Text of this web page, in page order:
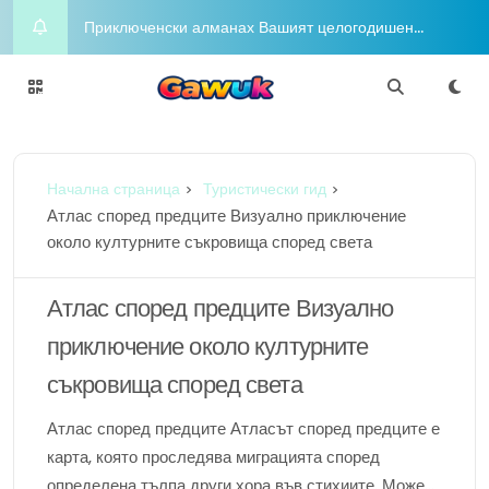
Приключенски алманах Вашият целогодишен
пътеводител за радостта и приключенията
Night on the Town Горещи концепции за облекло
гордост
Йога Блаженство Издигнете духа си с медитация
Шофиране в разкош Бляскавият лайфстайл в
съответствие с любителите в съответствие с
луксозни коли
Начална страница Туристически гид
Атлас според предците Визуално приключение
около културните съкровища според света
Атлас според предците Визуално
приключение около културните
съкровища според света
Атлас според предците Атласът според предците е
карта, която проследява миграцията според